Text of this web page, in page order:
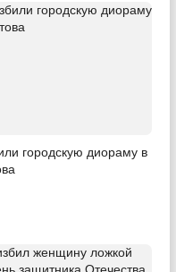
городскую диораму в